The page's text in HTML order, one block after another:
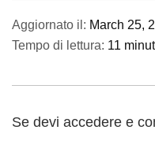
Aggiornato il: March 25,
Tempo di lettura: 11
Se devi accedere e